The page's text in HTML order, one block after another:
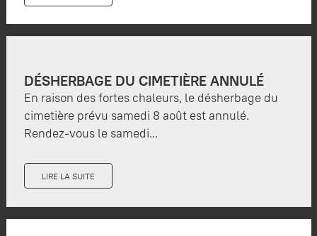
DÉSHERBAGE DU CIMETIÈRE ANNULÉ
En raison des fortes chaleurs, le désherbage du
cimetière prévu samedi 8 août est annulé.
Rendez-vous le samedi...
LIRE LA SUITE